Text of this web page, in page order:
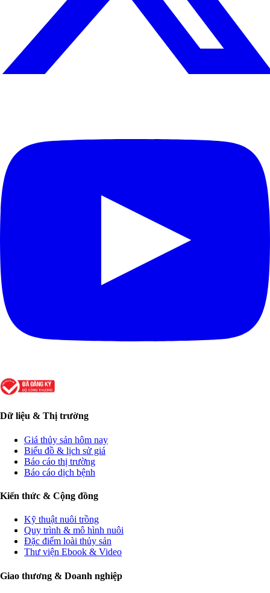
Dữ liệu & Thị trường
Giá thủy sản hôm nay
Biểu đồ & lịch sử giá
Báo cáo thị trường
Báo cáo dịch bệnh
Kiến thức & Cộng đồng
Kỹ thuật nuôi trồng
Quy trình & mô hình nuôi
Đặc điểm loài thủy sản
Thư viện Ebook & Video
Giao thương & Doanh nghiệp